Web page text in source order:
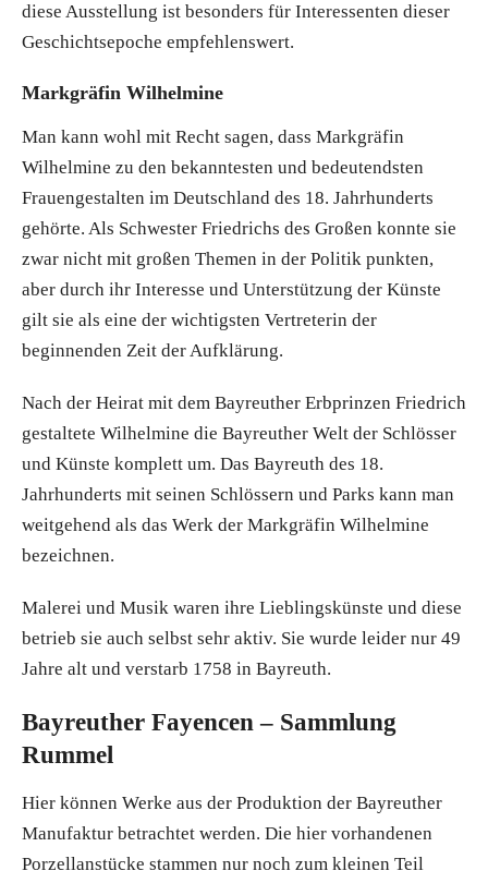
diese Ausstellung ist besonders für Interessenten dieser
Geschichtsepoche empfehlenswert.
Markgräfin Wilhelmine
Man kann wohl mit Recht sagen, dass Markgräfin
Wilhelmine zu den bekanntesten und bedeutendsten
Frauengestalten im Deutschland des 18. Jahrhunderts
gehörte. Als Schwester Friedrichs des Großen konnte sie
zwar nicht mit großen Themen in der Politik punkten,
aber durch ihr Interesse und Unterstützung der Künste
gilt sie als eine der wichtigsten Vertreterin der
beginnenden Zeit der Aufklärung.
Nach der Heirat mit dem Bayreuther Erbprinzen Friedrich
gestaltete Wilhelmine die Bayreuther Welt der Schlösser
und Künste komplett um. Das Bayreuth des 18.
Jahrhunderts mit seinen Schlössern und Parks kann man
weitgehend als das Werk der Markgräfin Wilhelmine
bezeichnen.
Malerei und Musik waren ihre Lieblingskünste und diese
betrieb sie auch selbst sehr aktiv. Sie wurde leider nur 49
Jahre alt und verstarb 1758 in Bayreuth.
Bayreuther Fayencen – Sammlung
Rummel
Hier können Werke aus der Produktion der Bayreuther
Manufaktur betrachtet werden. Die hier vorhandenen
Porzellanstücke stammen nur noch zum kleinen Teil